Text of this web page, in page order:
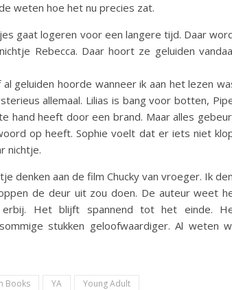
weten hoe het nu precies zat.
gaat logeren voor een langere tijd. Daar
Rebecca. Daar hoort ze geluiden
geluiden hoorde wanneer ik aan het lezen
allemaal. Lilias is bang voor botten,
hand heeft door een brand. Maar alles
op heeft. Sophie voelt dat er iets niet
nichtje.
denken aan de film Chucky van vroeger. Ik
de deur uit zou doen. De auteur weet
Het blijft spannend tot het einde.
stukken geloofwaardiger. Al weten
Books YA Young Adult